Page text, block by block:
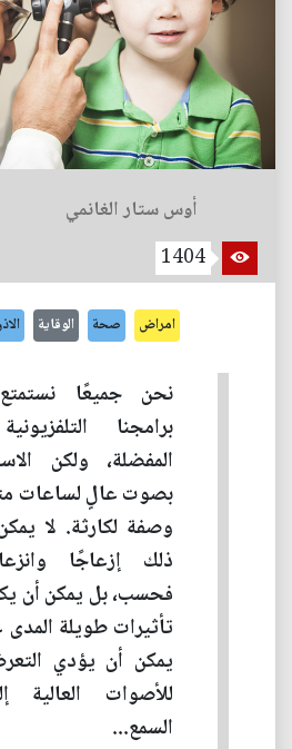
أوس ستار الغانمي
1404
امراض صحة الوقاية
نحن جميعًا
برامجنا
المفضلة، ولكن
بصوت عالٍ لساعات
وصفة لكارثة. لا
ذلك إزعاجًا
فحسب، بل يمكن أن
تأثيرات طويلة
يمكن أن يؤدي
للأصوات العالية
السمع...